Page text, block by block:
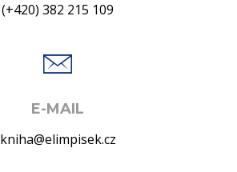
(+420) 382 215 109
E-MAIL
kniha@elimpisek.cz